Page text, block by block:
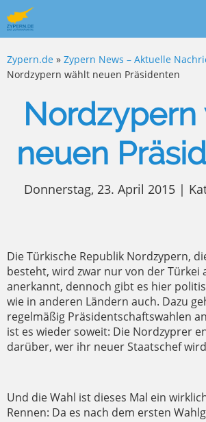
Zypern.de » Zypern News – Aktuelle
Nordzypern wählt neuen Präsidenten
Nordzypern
neuen
Donnerstag, 23. April 2015 |
Die Türkische Republik Nordzypern,
besteht, wird zwar nur von der Türkei
anerkannt, dennoch gibt es hier
wie in anderen Ländern auch. Dazu
regelmäßig Präsidentschaftswahlen
ist es wieder soweit: Die Nordzyprer
darüber, wer ihr neuer Staatschef
Und die Wahl ist dieses Mal ein
Rennen: Da es nach dem ersten